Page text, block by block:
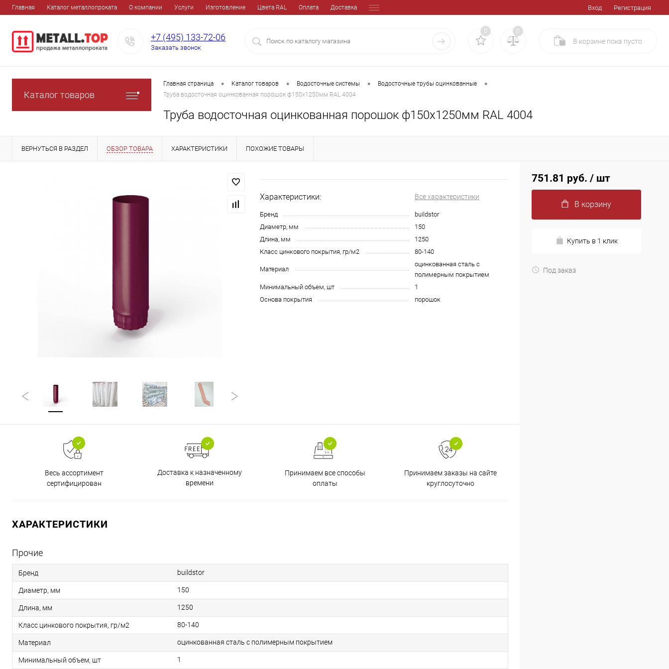
Главная Каталог металлопроката О компании Услуги Изготовление Цвета RAL Оплата Доставка Вход Регистрация
+7 (495) 133-72-06
Заказать звонок
0 0
В корзине пока пусто
Каталог товаров
Главная страница • Каталог товаров • Водосточные системы • Водосточные трубы оцинкованные •
Труба водосточная оцинкованная порошок ф150х1250мм RAL 4004
Труба водосточная оцинкованная порошок ф150х1250мм RAL 4004
ВЕРНУТЬСЯ В РАЗДЕЛ ОБЗОР ТОВАРА ХАРАКТЕРИСТИКИ ПОХОЖИЕ ТОВАРЫ
Характеристики: Все характеристики
Бренд
buildstor
Диаметр, мм
150
Длина, мм
1250
Класс цинкового покрытия, гр/м2
80-140
Материал
оцинкованная сталь с
полимерным покрытием
Минимальный объем, шт
1
Основа покрытия
порошок
Весь ассортимент
сертифицирован
Доставка к назначенному
времени
Принимаем все способы
оплаты
Принимаем заказы на сайте
круглосуточно
ХАРАКТЕРИСТИКИ
Прочие
Бренд buildstor
Диаметр, мм 150
Длина, мм 1250
Класс цинкового покрытия, гр/м2 80-140
Материал оцинкованная сталь с полимерным покрытием
Минимальный объем, шт 1
751.81 руб. / шт
В корзину
Купить в 1 клик
Под заказ